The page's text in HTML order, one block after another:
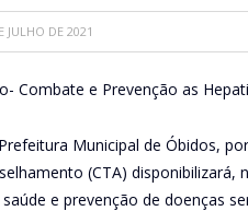
JULHO DE 2021
Combate e Prevenção as
Municipal de Óbidos,
(CTA) disponibilizará,
e prevenção de doenças